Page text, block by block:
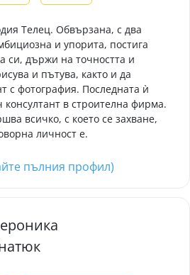
Телец. Обвързана, с два
и упорита, постига
си, държи на точността и
и пътува, както и да
с фотография. Последната ѝ
консултант в строителна фирма.
всичко, с което се захване,
личност е.
пълния профил)